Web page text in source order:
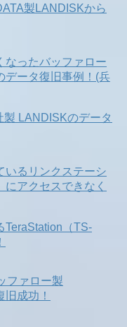
製LANDISKから
なったバッファロー
データ復旧事例！(兵
LANDISKのデータ
いるリンクステーシ
にアクセスできなく
TeraStation（TS-
ファロー製
成功！